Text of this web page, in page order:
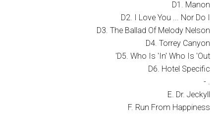
D1. Manon
D2. I Love You ... Nor Do I
D3. The Ballad Of Melody Nelson
D4. Torrey Canyon
D5. Who Is 'In' Who Is 'Out'
D6. Hotel Specific
. -
E. Dr. Jeckyll
F. Run From Happiness